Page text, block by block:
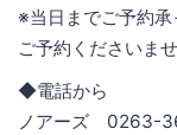
※当日までご予約
ご予約くださいませ
◆電話から
ノアーズ 0263-